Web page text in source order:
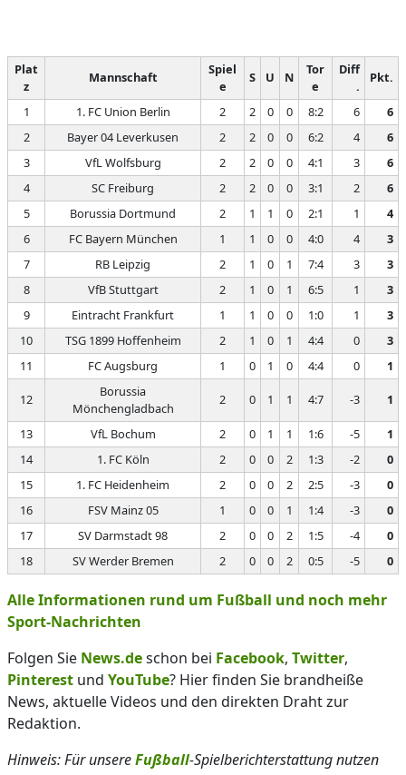
Plat
z
Mannschaft
Spiel
e
S U N
Tor
e
Diff
.
Pkt.
1 1. FC Union Berlin 2 2 0 0 8:2 6
6
2
Bayer 04 Leverkusen 2 2 0 0 6:2 4
6
3
VfL Wolfsburg 2 2 0 0 4:1 3
6
4
SC Freiburg 2 2 0 0 3:1 2
6
5
Borussia Dortmund 2 1 1 0 2:1 1
4
6
FC Bayern München 1 1 0 0 4:0 4
3
7
RB Leipzig 2 1 0 1 7:4 3
3
8
VfB Stuttgart 2 1 0 1 6:5 1
3
9
Eintracht Frankfurt 1 1 0 0 1:0 1
3
10
TSG 1899 Hoffenheim 2 1 0 1 4:4 0
3
11
FC Augsburg 1 0 1 0 4:4 0 1
12
Borussia
Mönchengladbach
2 0 1 1 4:7 -3 1
13 VfL Bochum 2 0 1 1 1:6 -5
1
14
1. FC Köln 2 0 0 2 1:3 -2
0
15
1. FC Heidenheim 2 0 0 2 2:5 -3
0
16
FSV Mainz 05 1 0 0 1 1:4 -3
0
17
SV Darmstadt 98 2 0 0 2 1:5 -4
0
18
SV Werder Bremen 2 0 0 2 0:5 -5 0
Alle Informationen rund um Fußball und noch mehr
Sport-Nachrichten
Folgen Sie News.deschon bei Facebook, Twitter,
Pinterest und YouTube? Hier finden Sie brandheiße
News, aktuelle Videos und den direkten Draht zur
Redaktion.
Hinweis: Für unsereFußball-Spielberichterstattung nutzen